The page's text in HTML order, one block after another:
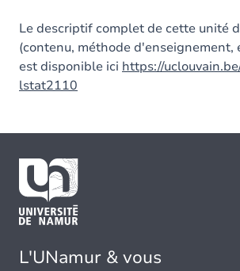
Le descriptif complet de cette unité
(contenu, méthode d'enseignement,
est disponible ici https://
lstat2110
L'UNamur & vous